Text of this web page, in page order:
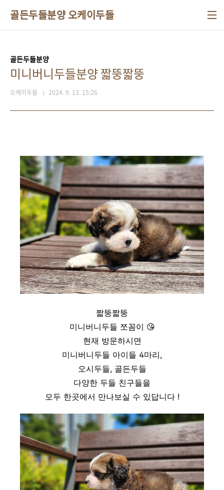
골든두들분양 오케이두들
골든두들분양
미니버니두들분양 짧뚱짧뚱
오케이두들 2024. 9. 13. 15:26
짧뚱짧뚱
미니버니두들 쪼꼼이 😘
현재 방문하시면
미니버니두들 아이들 4마리,
오시두들, 골든두들
다양한 두들 친구들을
모두 한곳에서 만나보실 수 있답니다 !